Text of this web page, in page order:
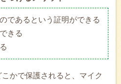
であるという証明ができる
きる
かで保護されると、マイク